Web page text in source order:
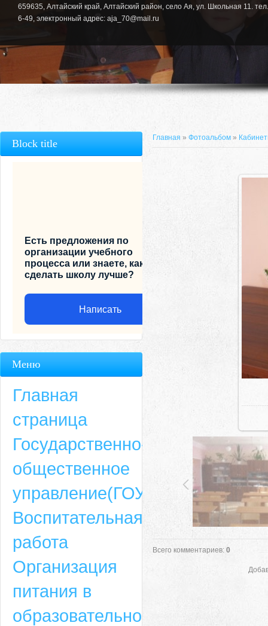
659635, Алтайский край, Алтайский район, село Ая, ул. Школьная 11.
6-49, электронный адрес: aja_70@mail.ru
Адрес
659635, Алтайский край, Алтайский район, село Ая, ул. Школьная 11.
6-49, электронный адрес: aja_70@mail.ru
Главная » Фотоальбом »
Всего комментариев: 0
Block title
Есть предложения по
организации учебного
процесса или знаете, как
сделать школу лучше?
Написать
Меню
Главная
страница
Государственно-
общественное
управление(ГОУ)
Воспитательная
работа
Организация
питания в
образовательной